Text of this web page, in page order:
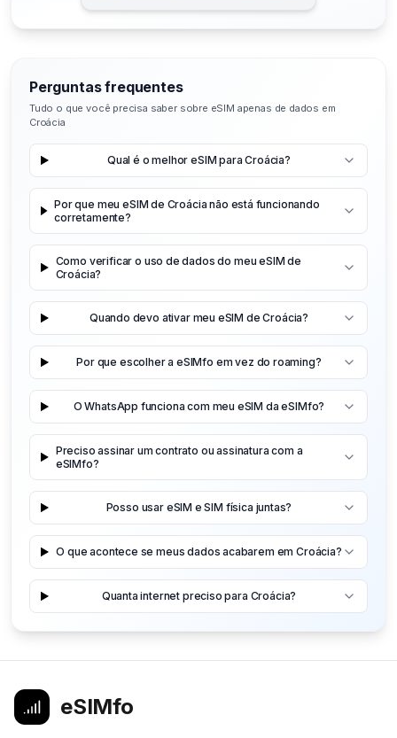
Perguntas frequentes
Tudo o que você precisa saber sobre eSIM apenas de dados em
Croácia
Qual é o melhor eSIM para Croácia?
Por que meu eSIM de Croácia não está funcionando
corretamente?
Como verificar o uso de dados do meu eSIM de
Croácia?
Quando devo ativar meu eSIM de Croácia?
Por que escolher a eSIMfo em vez do roaming?
O WhatsApp funciona com meu eSIM da eSIMfo?
Preciso assinar um contrato ou assinatura com a
eSIMfo?
Posso usar eSIM e SIM física juntas?
O que acontece se meus dados acabarem em Croácia?
Quanta internet preciso para Croácia?
eSIMfo